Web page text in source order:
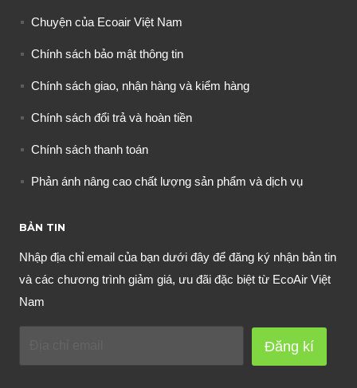
Chuyện của Ecoair Việt Nam
Chính sách bảo mật thông tin
Chính sách giao, nhận hàng và kiểm hàng
Chính sách đổi trả và hoàn tiền
Chính sách thanh toán
Phản ánh nâng cao chất lượng sản phẩm và dịch vụ
BẢN TIN
Nhập địa chỉ email của bạn dưới đây để đăng ký nhận bản tin
và các chương trình giảm giá, ưu đãi đặc biệt từ EcoAir Việt
Nam
Đăng kí